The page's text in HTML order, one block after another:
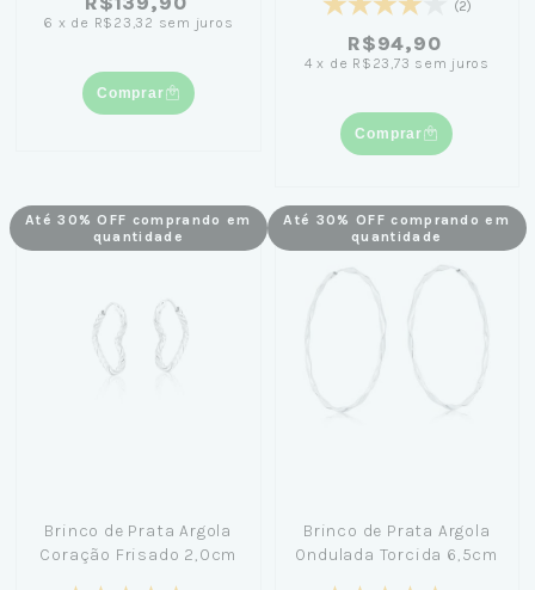
6 x de R$23,32 sem juros
Comprar
(2)
R$94,90
4 x de R$23,73 sem juros
Comprar
Até 30% OFF comprando em
quantidade
Brinco de Prata Argola
Coração Frisado 2,0cm
Até 30% OFF comprando em
quantidade
Brinco de Prata Argola
Ondulada Torcida 6,5cm